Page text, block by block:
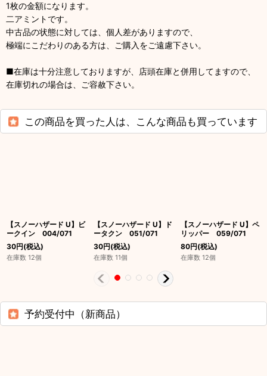
1枚の金額になります。
二アミントです。
中古品の状態に対しては、個人差がありますので、
極端にこだわりのある方は、ご購入をご遠慮下さい。
■在庫は十分注意しておりますが、店頭在庫と併用してますので、
在庫切れの場合は、ご容赦下さい。
この商品を買った人は、こんな商品も買っています
【スノーハザード U】ビ
ークイン 004/071
30円(税込)
在庫数 12個
【スノーハザード U】ド
ータクン 051/071
30円(税込)
在庫数 11個
【スノーハザード U】ペ
リッパー 059/071
80円(税込)
在庫数 12個
予約受付中（新商品）